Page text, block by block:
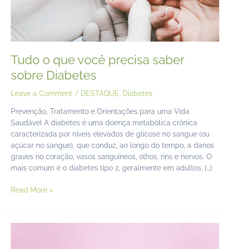
Tudo o que você precisa saber
sobre Diabetes
Leave a Comment / DESTAQUE, Diabetes
Prevenção, Tratamento e Orientações para uma Vida
Saudável A diabetes é uma doença metabólica crónica
caracterizada por níveis elevados de glicose no sangue (ou
açúcar no sangue), que conduz, ao longo do tempo, a danos
graves no coração, vasos sanguíneos, olhos, rins e nervos. O
mais comum é o diabetes tipo 2, geralmente em adultos, […]
Read More »